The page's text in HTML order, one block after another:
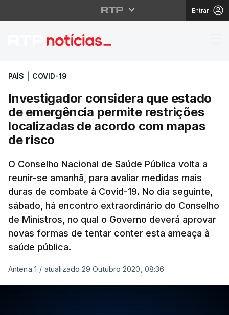
Entrar
Investigador
PAÍS COVID-19
Investigador considera que estado
de emergência permite restrições
localizadas de acordo com mapas
de risco
O Conselho Nacional de Saúde Pública volta a
reunir-se amanhã, para avaliar medidas mais
duras de combate à Covid-19. No dia seguinte,
sábado, há encontro extraordinário do Conselho
de Ministros, no qual o Governo deverá aprovar
novas formas de tentar conter esta ameaça à
saúde pública.
Antena 1 / atualizado 29 Outubro 2020, 08:36